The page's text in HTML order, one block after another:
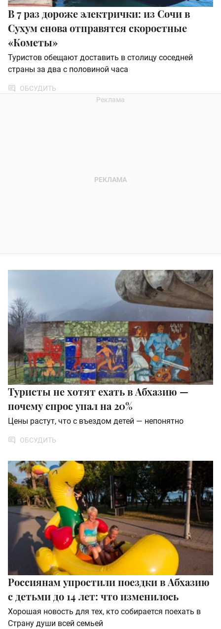
В 7 раз дороже электрички: из Сочи в
Сухум снова отправятся скоростные
«Кометы»
Туристов обещают доставить в столицу соседней
страны за два с половиной часа
ОБСУДИТЬ
Туристы не хотят ехать в Абхазию —
почему спрос упал на 20%
Цены растут, что с въездом детей — непонятно
ОБСУДИТЬ
Россиянам упростили поездки в Абхазию
с детьми до 14 лет: что изменилось
Хорошая новость для тех, кто собирается поехать в
Страну души всей семьей